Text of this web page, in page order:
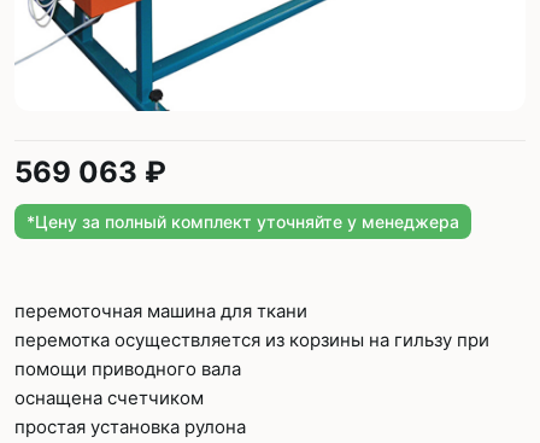
569 063 ₽
*Цену за полный комплект уточняйте у менеджера
перемоточная машина для ткани
перемотка осуществляется из корзины на гильзу при
помощи приводного вала
оснащена счетчиком
простая установка рулона